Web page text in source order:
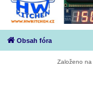
Obsah fóra
Založeno na